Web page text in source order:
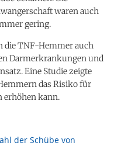
waren auch
gering.
die TNF-Hemmer auch
Darmerkrankungen und
Eine Studie zeigte
das Risiko für
erhöhen kann.
der Schübe von